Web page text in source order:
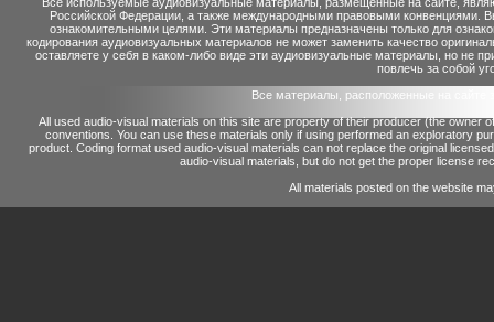
Российской Федерации, а также международными правовыми конвенциями.
ознакомительными целями. Эти материалы предназначены только для
кодирования аудиовизуальных материалов не может заменить качество
оставляете у себя в каком-либо виде эти аудиовизуальные материалы, но не
повлечь за собой
Все материалы, расположенные на сайте
All used audio-visual materials on this site are property of their producer (the owner
conventions. You can use these materials only if using performed an exploratory
product. Coding format used audio-visual materials can not replace the original
audio-visual materials, but do not get the proper license
All materials posted on the website